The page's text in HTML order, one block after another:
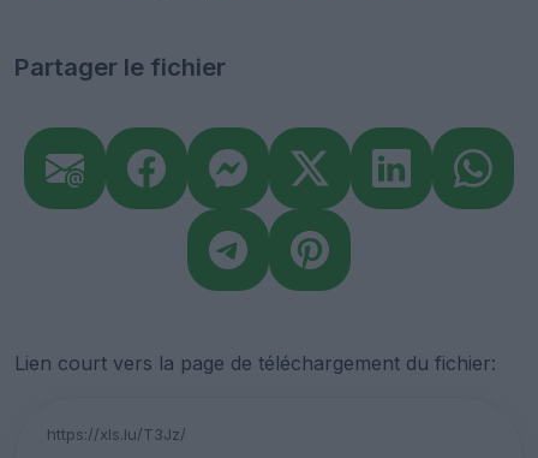
Partager le fichier
Lien court vers la page de téléchargement du fichier: